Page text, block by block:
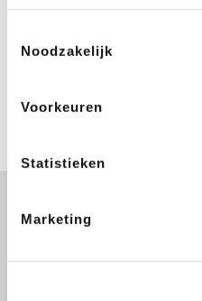
Noodzakelijk
Voorkeuren
Statistieken
Marketing
Trekhaakcentrum.nl bent
garanderen namelijk
nauwkeurig na. Zo weet u